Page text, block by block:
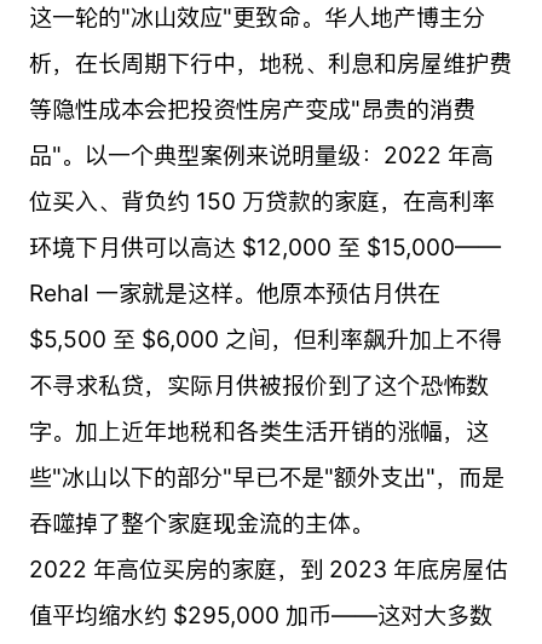
这一轮的"冰山效应"更致命。华人地产博主分
析，在长周期下行中，地税、利息和房屋维护费
等隐性成本会把投资性房产变成"昂贵的消费
品"。以一个典型案例来说明量级：2022 年高
位买入、背负约 150 万贷款的家庭，在高利率
环境下月供可以高达 $12,000 至 $15,000——
Rehal 一家就是这样。他原本预估月供在
$5,500 至 $6,000 之间，但利率飙升加上不得
不寻求私贷，实际月供被报价到了这个恐怖数
字。加上近年地税和各类生活开销的涨幅，这
些"冰山以下的部分"早已不是"额外支出"，而是
吞噬掉了整个家庭现金流的主体。
2022 年高位买房的家庭，到 2023 年底房屋估
值平均缩水约 $295,000 加币——这对大多数